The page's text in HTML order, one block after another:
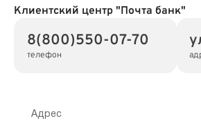
Клиентский центр "Почта банк"
8(800)550-07-70
телефон
Адрес